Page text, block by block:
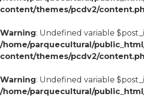
content/themes/pcdv2/
Warning: Undefined variable
/home/parquecultural/
content/themes/pcdv2/
Warning: Undefined variable
/home/parquecultural/